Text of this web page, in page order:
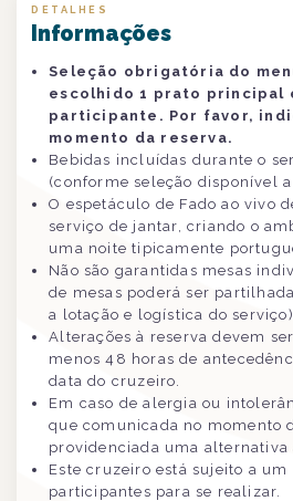
DETALHES
Informações
Seleção obrigatória do
escolhido 1 prato principal
participante. Por favor,
momento da reserva.
Bebidas incluídas durante o
(conforme seleção disponível a
O espetáculo de Fado ao vivo
serviço de jantar, criando o
uma noite tipicamente
Não são garantidas mesas
de mesas poderá ser
a lotação e logística do serviço).
Alterações à reserva devem
menos 48 horas de
data do cruzeiro.
Em caso de alergia ou
que comunicada no momento
providenciada uma alternativa
Este cruzeiro está sujeito a
participantes para se realizar.